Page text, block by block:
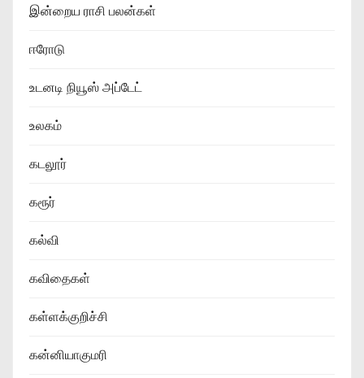
இன்றைய ராசி பலன்கள்
ஈரோடு
உடனடி நியூஸ் அப்டேட்
உலகம்
கடலூர்
கரூர்
கல்வி
கவிதைகள்
கள்ளக்குறிச்சி
கன்னியாகுமரி